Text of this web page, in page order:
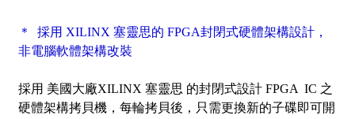
＊ 採用 XILINX 塞靈思的 FPGA封閉式硬體架構設計，
非電腦軟體架構改裝
採用 美國大廠XILINX 塞靈思 的封閉式設計 FPGA IC 之
硬體架構拷貝機，每輪拷貝後，只需更換新的子碟即可開